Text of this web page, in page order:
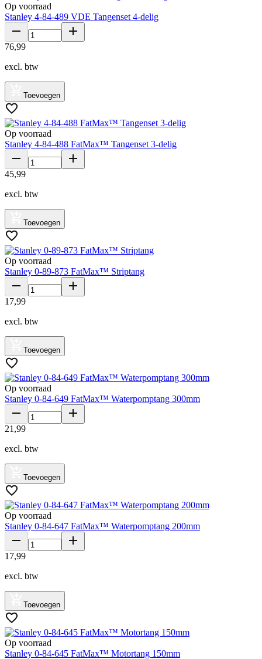
Op voorraad
Stanley 4-84-489 VDE Tangenset 4-delig
76,99
excl. btw
Toevoegen
Op voorraad
Stanley 4-84-488 FatMax™ Tangenset 3-delig
45,99
excl. btw
Toevoegen
Op voorraad
Stanley 0-89-873 FatMax™ Striptang
17,99
excl. btw
Toevoegen
Op voorraad
Stanley 0-84-649 FatMax™ Waterpomptang 300mm
21 ,99
excl. btw
Toevoegen
Op voorraad
Stanley 0-84-647 FatMax™ Waterpomptang 200mm
17,99
excl. btw
Toevoegen
Op voorraad
Stanley 0-84-645 FatMax™ Motortang 150mm